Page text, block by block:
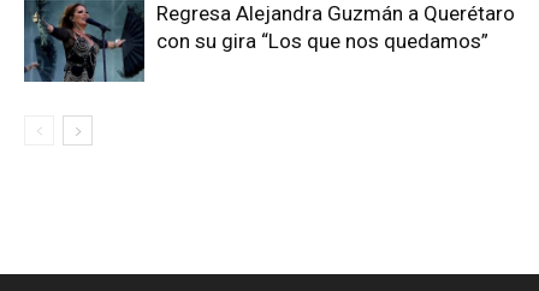
Regresa Alejandra Guzmán a Querétaro
con su gira “Los que nos quedamos”